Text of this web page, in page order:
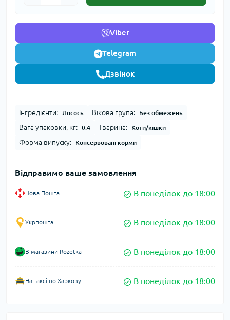
Viber
Telegram
Дзвінок
Інгредієнти: Лосось Вікова група: Без обмежень
Вага упаковки, кг: 0.4 Тварина: Коти/кішки
Форма випуску: Консервовані корми
Відправимо ваше замовлення
Нова Пошта В понеділок до 18:00
Укрпошта В понеділок до 18:00
В магазини Rozetka В понеділок до 18:00
На таксі по Харкову В понеділок до 18:00